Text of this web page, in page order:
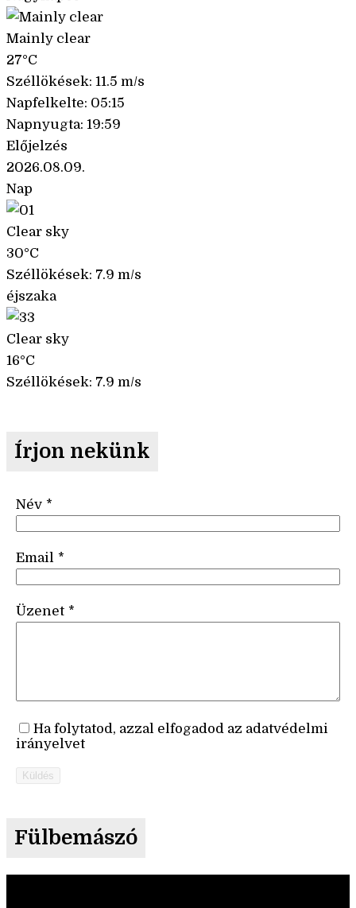
Mainly clear
27°C
Széllökések: 11.5 m/s
Napfelkelte: 05:15
Napnyugta: 19:59
Előjelzés
2026.08.09.
Nap
Clear sky
30°C
Széllökések: 7.9 m/s
éjszaka
Clear sky
16°C
Széllökések: 7.9 m/s
Írjon nekünk
Név *
Email *
Üzenet *
Ha folytatod, azzal elfogadod az adatvédelmi
irányelvet
Küldés
Fülbemászó